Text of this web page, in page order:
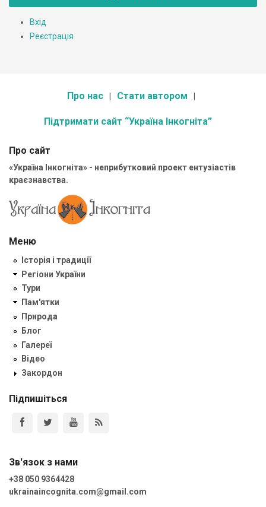
Вхід
Реєстрація
Про нас Стати автором
Підтримати сайт “Україна Інкогніта”
Про сайт
«Україна Інкогніта» - неприбутковий проект ентузіастів
краєзнавства.
Меню
Історія і традиції
Регіони України
Тури
Пам'ятки
Природа
Блог
Галереї
Відео
Закордон
Підпишіться
Зв'язок з нами
+38 050 9364428
ukrainaincognita.com@gmail.com